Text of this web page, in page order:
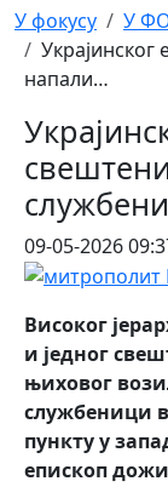
У фокусу
У
напали…
09-05-2026
Високог
и једног
њиховог
службеници
пункту у
епископ